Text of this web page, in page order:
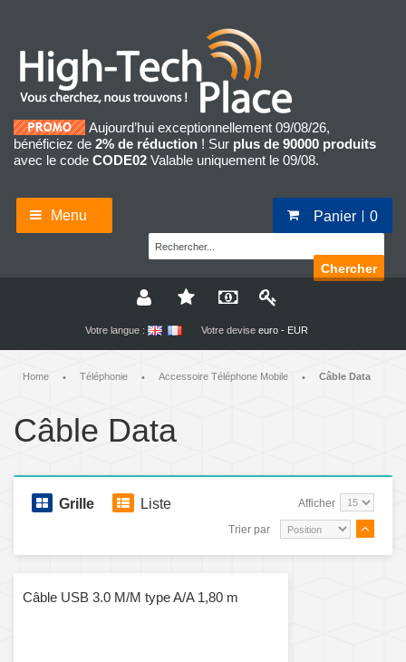
Aujourd’hui exceptionnellement 09/08/26,
bénéficiez de 2% de réduction ! Sur plus de 90000 produits
avec le code CODE02 Valable uniquement le 09/08.
Menu Panier 0
Chercher
Votre langue : Votre devise euro - EUR
Home • Téléphonie • Accessoire Téléphone Mobile • Câble Data
Câble Data
Grille Liste Afficher
Trier par
Câble USB 3.0 M/M type A/A 1,80 m